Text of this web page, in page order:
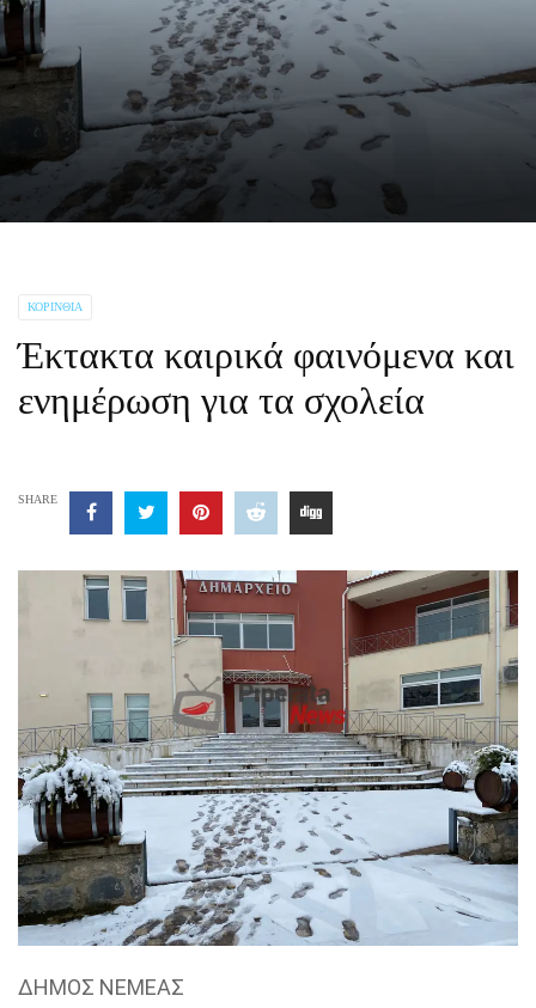
ΚΟΡΙΝΘΊΑ
Έκτακτα καιρικά φαινόμενα και
ενημέρωση για τα σχολεία
SHARE
ΔΗΜΟΣ ΝΕΜΕΑΣ